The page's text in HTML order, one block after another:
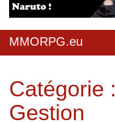
MMORPG.eu
Catégorie :
Gestion